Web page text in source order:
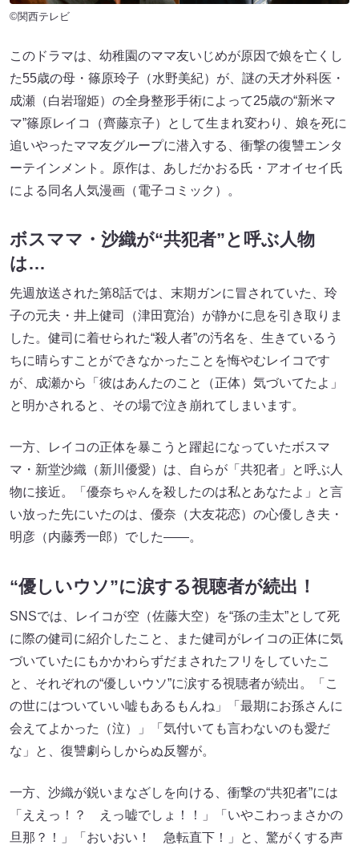
©関西テレビ
このドラマは、幼稚園のママ友いじめが原因で娘を亡くし
た55歳の母・篠原玲子（水野美紀）が、謎の天才外科医・
成瀬（白岩瑠姫）の全身整形手術によって25歳の“新米マ
マ”篠原レイコ（齊藤京子）として生まれ変わり、娘を死に
追いやったママ友グループに潜入する、衝撃の復讐エンタ
ーテインメント。原作は、あしだかおる氏・アオイセイ氏
による同名人気漫画（電子コミック）。
ボスママ・沙織が“共犯者”と呼ぶ人物
は…
先週放送された第8話では、末期ガンに冒されていた、玲
子の元夫・井上健司（津田寛治）が静かに息を引き取りま
した。健司に着せられた“殺人者”の汚名を、生きているう
ちに晴らすことができなかったことを悔やむレイコです
が、成瀬から「彼はあんたのこと（正体）気づいてたよ」
と明かされると、その場で泣き崩れてしまいます。
一方、レイコの正体を暴こうと躍起になっていたボスマ
マ・新堂沙織（新川優愛）は、自らが「共犯者」と呼ぶ人
物に接近。「優奈ちゃんを殺したのは私とあなたよ」と言
い放った先にいたのは、優奈（大友花恋）の心優しき夫・
明彦（内藤秀一郎）でした――。
“優しいウソ”に涙する視聴者が続出！
SNSでは、レイコが空（佐藤大空）を“孫の圭太”として死
に際の健司に紹介したこと、また健司がレイコの正体に気
づいていたにもかかわらずだまされたフリをしていたこ
と、それぞれの“優しいウソ”に涙する視聴者が続出。「こ
の世にはついていい嘘もあるもんね」「最期にお孫さんに
会えてよかった（泣）」「気付いても言わないのも愛だ
な」と、復讐劇らしからぬ反響が。
一方、沙織が鋭いまなざしを向ける、衝撃の“共犯者”には
「ええっ！？ えっ嘘でしょ！！」「いやこわっまさかの
旦那？！」「おいおい！ 急転直下！」と、驚がくする声